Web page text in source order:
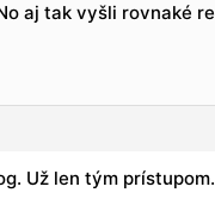
aj tak vyšli rovnaké
Už len tým